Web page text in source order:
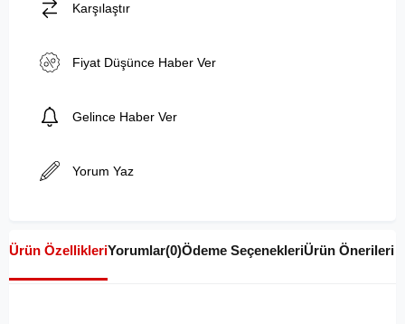
Karşılaştır
Fiyat Düşünce Haber Ver
Gelince Haber Ver
Yorum Yaz
Ürün ÖzellikleriYorumlar(0)Ödeme SeçenekleriÜrün Önerileri